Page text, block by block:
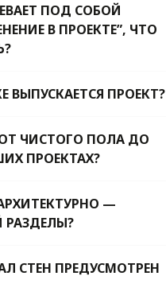
ПОД СОБОЙ
В ПРОЕКТЕ”, ЧТО
ВЫПУСКАЕТСЯ ПРОЕКТ?
ЧИСТОГО ПОЛА ДО
ПРОЕКТАХ?
—
СТЕН ПРЕДУСМОТРЕН